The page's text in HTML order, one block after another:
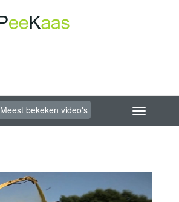
Meest bekeken video's